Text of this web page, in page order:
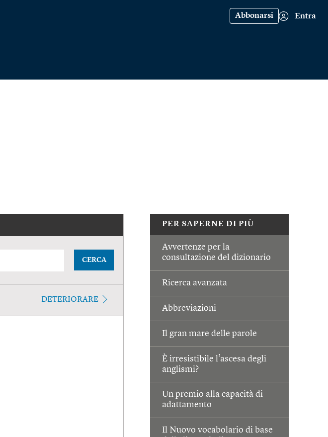
Abbonarsi Entra
PER SAPERNE DI PIÙ
Avvertenze per la
consultazione del dizionario
Ricerca avanzata
Abbreviazioni
Il gran mare delle parole
È irresistibile l’ascesa degli
anglismi?
Un premio alla capacità di
adattamento
Il Nuovo vocabolario di base
CERCA
DETERIORARE